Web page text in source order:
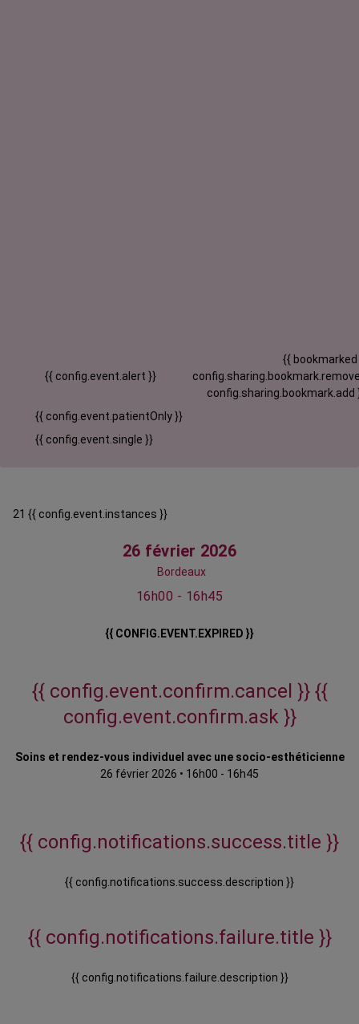
{{ config.event.alert }}
{{ bookmarked
config.sharing.bookmark.add
{{ config.event.patientOnly }}
{{ config.event.single }}
21 {{ config.event.instances }}
26 février 2026
Bordeaux
16h00 - 16h45
{{ CONFIG.EVENT.EXPIRED }}
{{ config.event.confirm.cancel }} {{
config.event.confirm.ask }}
Soins et rendez-vous individuel avec une socio-esthéticienne
26 février 2026 • 16h00 - 16h45
{{ config.notifications.success.title }}
{{ config.notifications.success.description }}
{{ config.notifications.failure.title }}
{{ config.notifications.failure.description }}